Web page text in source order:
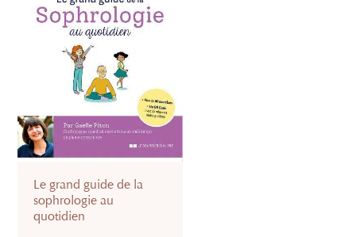
Le grand guide de la
sophrologie au
quotidien